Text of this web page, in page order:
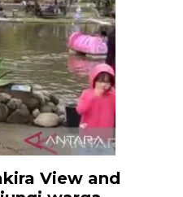
View and